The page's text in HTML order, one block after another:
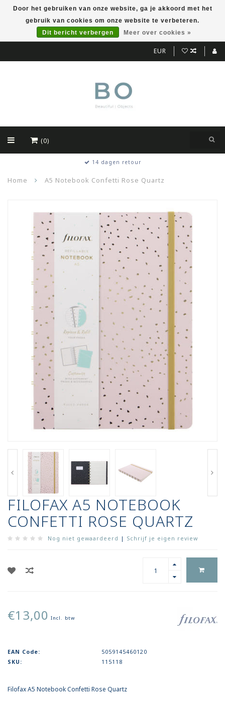
EUR
(0)
14 dagen retour
Home A5 Notebook Confetti Rose Quartz
FILOFAX A5 NOTEBOOK
CONFETTI ROSE QUARTZ
Nog niet gewaardeerd | Schrijf je eigen review
€13,00 Incl. btw
EAN Code:
5059145460120
SKU:
115118
Filofax A5 Notebook Confetti Rose Quartz
Door het gebruiken van onze website, ga je akkoord met het
gebruik van cookies om onze website te verbeteren.
Dit bericht verbergen
Meer over cookies »